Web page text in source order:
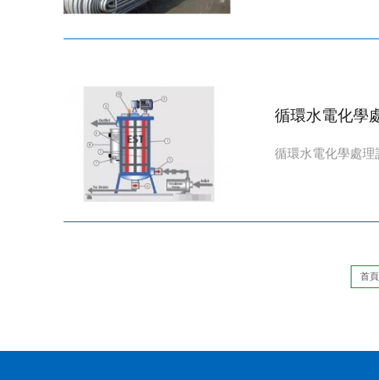
循環水電化學
循環水電化學處理
首頁